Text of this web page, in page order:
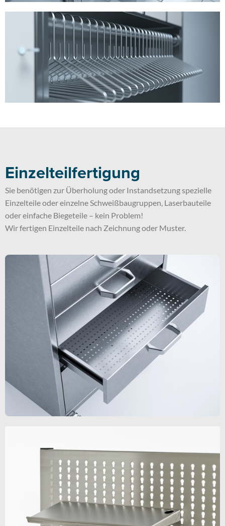
Einzelteilfertigung
Sie benötigen zur Überholung oder Instandsetzung spezielle
Einzelteile oder einzelne Schweißbaugruppen, Laserbauteile
oder einfache Biegeteile – kein Problem!
Wir fertigen Einzelteile nach Zeichnung oder Muster.